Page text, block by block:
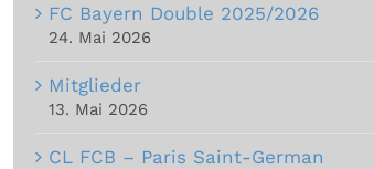
FC Bayern Double 2025/2026
24. Mai 2026
Mitglieder
13. Mai 2026
CL FCB – Paris Saint-German